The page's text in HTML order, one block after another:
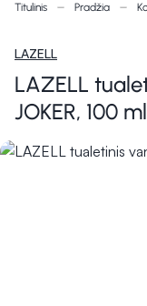
Titulinis Pradžia
LAZELL
LAZELL
JOKER, 100 ml